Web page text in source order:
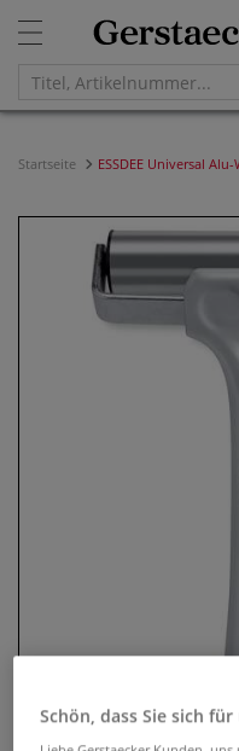
Startseite ESSDEE Universal Alu-
Schön, dass Sie sich